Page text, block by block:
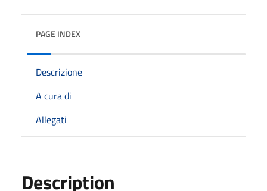
PAGE INDEX
Descrizione
A cura di
Allegati
Description